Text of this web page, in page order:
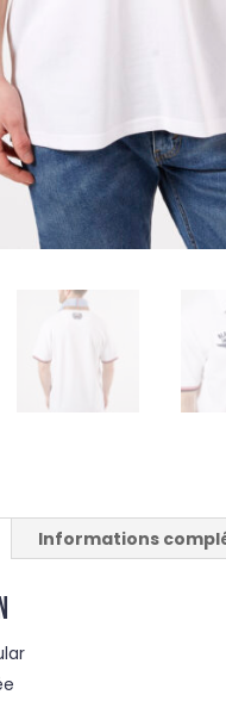
Informations